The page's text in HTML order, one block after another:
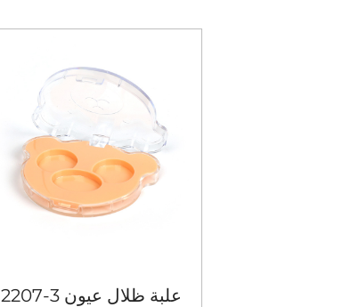
2207-3 علبة ظلال عيون